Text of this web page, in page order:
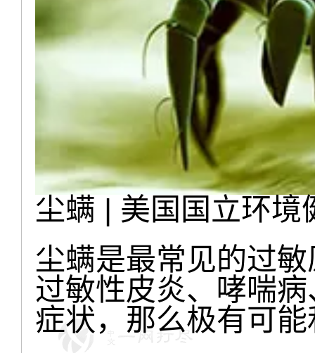
尘螨 | 美国国立环境
尘螨是最常见的过
过敏性皮炎、哮喘
症状，那么极有可